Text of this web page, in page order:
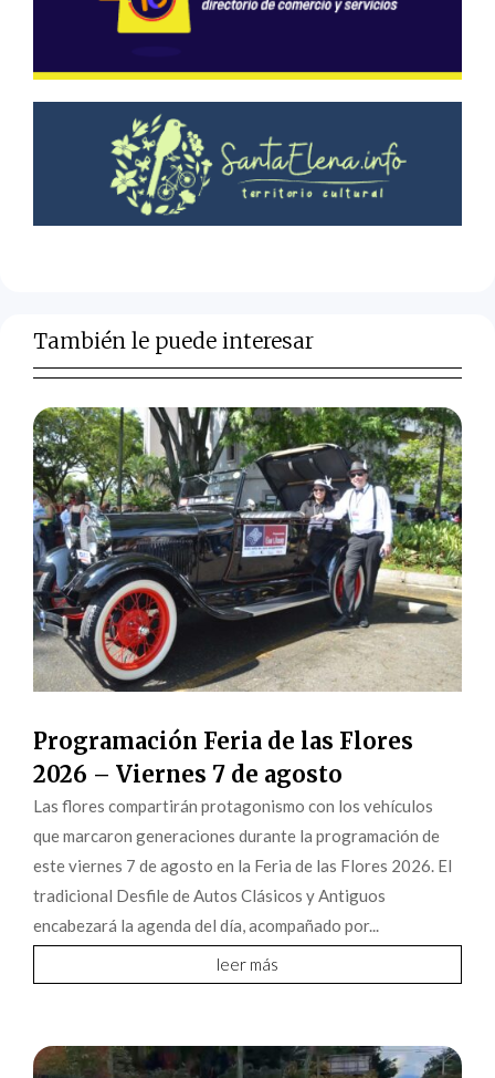
También le puede interesar
Programación Feria de las Flores
2026 – Viernes 7 de agosto
Las flores compartirán protagonismo con los vehículos
que marcaron generaciones durante la programación de
este viernes 7 de agosto en la Feria de las Flores 2026. El
tradicional Desfile de Autos Clásicos y Antiguos
encabezará la agenda del día, acompañado por...
leer más